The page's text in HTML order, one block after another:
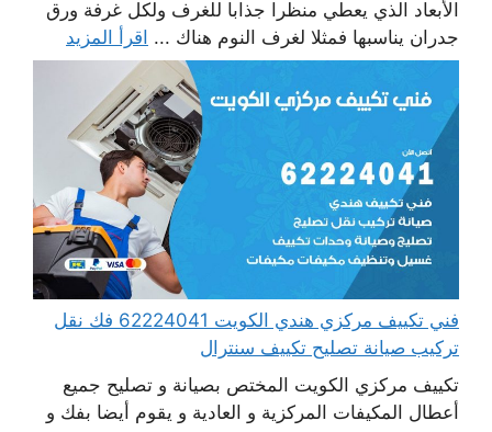
الأبعاد الذي يعطي منظرا جذابا للغرف ولكل غرفة ورق
جدران يناسبها فمثلا لغرف النوم هناك ... اقرأ المزيد
فني تكييف مركزي هندي الكويت 62224041 فك نقل
تركيب صيانة تصليح تكييف سنترال
تكييف مركزي الكويت المختص بصيانة و تصليح جميع
أعطال المكيفات المركزية و العادية و يقوم أيضا بفك و